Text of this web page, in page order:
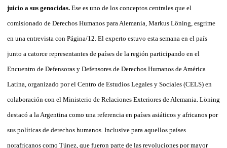
juicio a sus genocidas. Ese es uno de los conceptos centrales que el
comisionado de Derechos Humanos para Alemania, Markus Löning, esgrime
en una entrevista con Página/12. El experto estuvo esta semana en el país
junto a catorce representantes de países de la región participando en el
Encuentro de Defensoras y Defensores de Derechos Humanos de América
Latina, organizado por el Centro de Estudios Legales y Sociales (CELS) en
colaboración con el Ministerio de Relaciones Exteriores de Alemania. Löning
destacó a la Argentina como una referencia en países asiáticos y africanos por
sus políticas de derechos humanos. Inclusive para aquellos países
norafricanos como Túnez, que fueron parte de las revoluciones por mayor